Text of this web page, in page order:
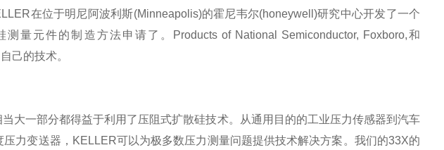
在位于明尼阿波利斯(Minneapolis)的霍尼韦尔(honeywell)研究中心开发了一个
量元件的制造方法申请了。Products of National Semiconductor, Foxboro,和
己的技术。
大一部分都得益于利用了压阻式扩散硅技术。从通用目的的工业压力传感器到汽车
力变送器，KELLER可以为极多数压力测量问题提供技术解决方案。我们的33X的